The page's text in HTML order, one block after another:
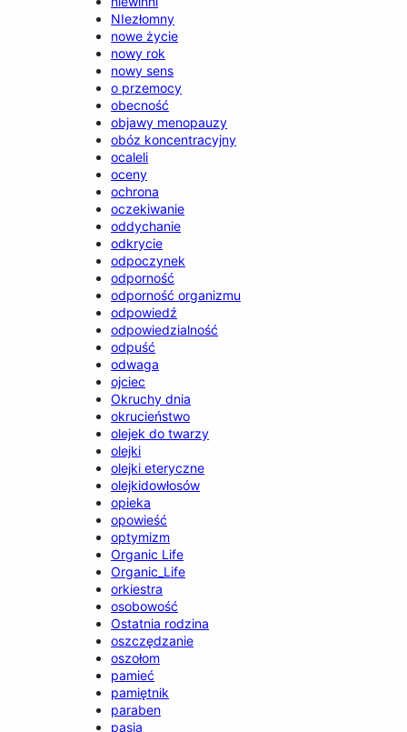
NIezłomny
nowe życie
nowy rok
nowy sens
o przemocy
obecność
objawy menopauzy
obóz koncentracyjny
ocaleli
oceny
ochrona
oczekiwanie
oddychanie
odkrycie
odpoczynek
odporność
odporność organizmu
odpowiedź
odpowiedzialność
odpuść
odwaga
ojciec
Okruchy dnia
okrucieństwo
olejek do twarzy
olejki
olejki eteryczne
olejkidowłosów
opieka
opowieść
optymizm
Organic Life
Organic_Life
orkiestra
osobowość
Ostatnia rodzina
oszczędzanie
oszołom
pamieć
pamiętnik
paraben
pasja